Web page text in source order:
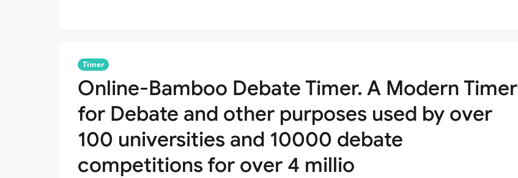
Timer
Online-Bamboo Debate Timer. A Modern Timer
for Debate and other purposes used by over
100 universities and 10000 debate
competitions for over 4 millio